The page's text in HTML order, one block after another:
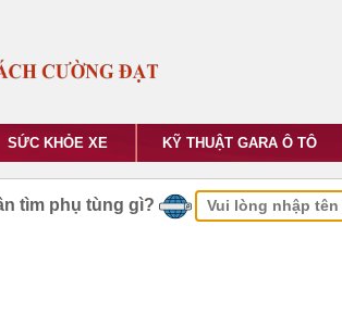
SỨC KHỎE XE KỸ THUẬT GARA Ô TÔ
tìm phụ tùng gì?